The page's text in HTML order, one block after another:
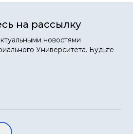
на рассылку
новостями
Университета. Будьте